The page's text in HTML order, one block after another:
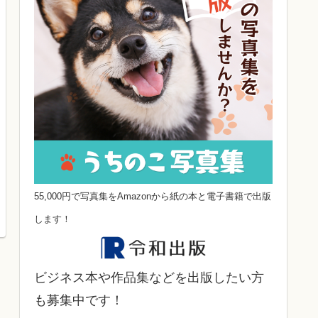
55,000円で写真集をAmazonから紙の本と電子書籍で出版
します！
ビジネス本や作品集などを出版したい方
も募集中です！